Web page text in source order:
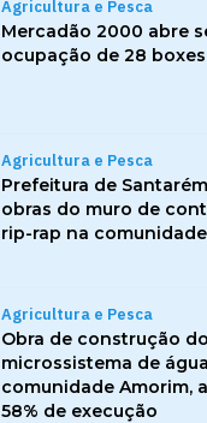
Agricultura e Pesca
Mercadão 2000 abre
ocupação de 28
Agricultura e Pesca
Prefeitura de
obras do muro de
rip-rap na comunidade
Agricultura e Pesca
Obra de construção do
microssistema de
comunidade Amorim,
58% de execução